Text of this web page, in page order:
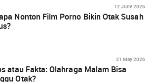
12 June 2026
Nonton Film Porno Bikin Otak Susah
21 May 2026
atau Fakta: Olahraga Malam Bisa
Otak?